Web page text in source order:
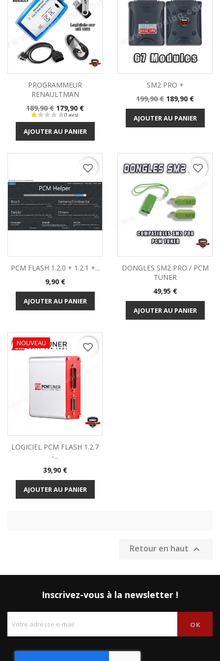
PROGRAMMEUR
RENAULTMAN
Prix
de
base
189,90 € Prix
179,90 €
AJOUTER AU PANIER
SM2 PRO +
Prix
de
base
199,90 € Prix
189,90 €
AJOUTER AU PANIER
PCM FLASH 1.2.0 + 1.2.1 +...
Prix
9,90 €
AJOUTER AU PANIER
favorite_border
DONGLES SM2 PRO / PCM
TUNER
Prix
49,95 €
AJOUTER AU PANIER
favorite_border
NOUVEAU
LOGICIEL PCM FLASH 1.2.7
-...
Prix
39,90 €
AJOUTER AU PANIER
favorite_border
Retour en haut 
Inscrivez-vous à la newsletter !